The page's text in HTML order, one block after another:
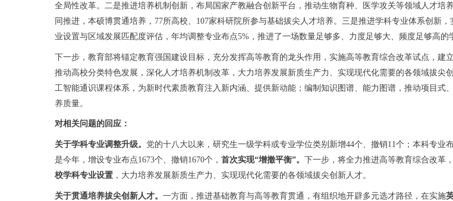
全局性改革。二是推进培养机制创新，布局国家产教融合创新平台，推动生物育种、医学攻关等领域人才
同推进，本硕博贯通培养，77所高校、107家科研院所参与基础拔尖人才培养。三是推进学科专业体系创新
业设置与区域发展匹配度评估，年均调整专业布点5%，推进了一场数量足够多、力度足够大、频度足够高的
下一步，教育部将锚定教育强国建设目标，充分发挥高等教育的龙头作用，实施高等教育综合改革试点，建
推动高校分类特色发展，深化人才培养机制改革，大力培养发展新质生产力、实现现代化需要的各领域拔
工智能通识课程体系，为新时代素质教育注入新内涵、提供新动能；编制知识图谱、能力图谱，推动项目
养质量。
对相关问题的回应：
关于学科专业调整升级。 党的十八大以来，研究生一级学科或专业学位类别新增44个、撤销11个；本科专业
是今年，增设专业布点1673个、撤销1670个， 首次实现“增撤平衡”。 下一步，将全力推进高等教育综合改革
校学科专业设置 ，大力培养发展新质生产力、实现现代化需要的各领域拔尖创新人才。
关于贯通培养拔尖创新人才。 一方面，推进基础教育与高等教育贯通，有组织地开辟多元选才路径，在实施